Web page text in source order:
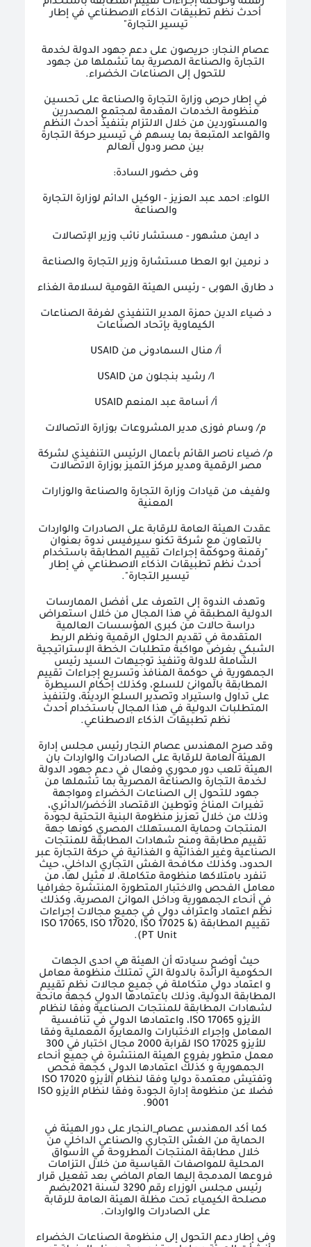
أحدث نظم تطبيقات الذكاء الاصطناعي في إطار
تيسير التجارة"
عصام النجار: حريصون على دعم جهود الدولة لخدمة
التجارة والصناعة المصرية بما تشملها من جهود
للتحول إلى الصناعات الخضراء.
في إطار حرص وزارة التجارة والصناعة على تحسين
منظومة الخدمات المقدمة لمجتمع المصدرين
والمستوردين من خلال الالتزام بتنفيذ أحدث النظم
والقواعد المتبعة بما يسهم في تيسير حركة التجارة
بين مصر ودول العالم
وفى حضور السادة:
اللواء: احمد عبد العزيز - الوكيل الدائم لوزارة التجارة
والصناعة
د ايمن مشهور - مستشار نائب وزير الإتصالات
د نرمين ابو العطا مستشارة وزير التجارة والصناعة
د طارق الهوبى - رئيس الهيئة القومية لسلامة الغذاء
د ضياء الدين حمزة المدير التنفيذي لغرفة الصناعات
الكيماوية بإتحاد الصناعات
أ/ منال السمادونى منUSAID
ا/ رشيد بنجلون منUSAID
أ/ أسامة عبد المنعمUSAID
م/ وسام فوزى مدير المشروعات بوزارة الاتصالات
م/ ضياء ناصر القائم بأعمال الرئيس التنفيذي لشركة
مصر الرقمية ومدير مركز التميز بوزارة الاتصالات
ولفيف من قيادات وزارة التجارة والصناعة والوزارات
المعنية
عقدت الهيئة العامة للرقابة على الصادرات والواردات
بالتعاون مع شركة تكنو سيرفيس ندوة بعنوان
"رقمنة وحوكمة إجراءات تقييم المطابقة باستخدام
أحدث نظم تطبيقات الذكاء الاصطناعي في إطار
تيسير التجارة".
وتهدف الندوة إلى التعرف على أفضل الممارسات
الدولية المطبقة في هذا المجال من خلال استعراض
دراسة حالات من كبرى المؤسسات العالمية
المتقدمة في تقديم الحلول الرقمية ونظم الربط
الشبكي بغرض مواكبة متطلبات الخطة الإستراتيجية
الشاملة للدولة وتنفيذ توجيهات السيد رئيس
الجمهورية في حوكمة المنافذ وتسريع إجراءات تقييم
المطابقة بالموانئ للسلع، وكذلك إحكام السيطرة
على تداول واستيراد وتصدير السلع الرديئة، ولتنفيذ
المتطلبات الدولية في هذا المجال باستخدام أحدث
نظم تطبيقات الذكاء الاصطناعي.
وقد صرح المهندس عصام النجار رئيس مجلس إدارة
الهيئة العامة للرقابة على الصادرات والواردات بان
الهيئة تلعب دور محوري وفعال في دعم جهود الدولة
لخدمة التجارة والصناعة المصرية بما تشملها من
جهود للتحول إلى الصناعات الخضراء ومواجهة
تغيرات المناخ وتوطين الاقتصاد الأخضر/الدائري،
وذلك من خلال تعزيز منظومة البنية التحتية لجودة
المنتجات وحماية المستهلك المصري كونها جهة
تقييم مطابقة ومنح شهادات المطابقة للمنتجات
الصناعية وغير الغذائية و الغذائية في حركة التجارة عبر
الحدود، وكذلك مكافحة الغش التجاري الداخلي، حيث
تنفرد بامتلاكها منظومة متكاملة، لا مثيل لها، من
معامل الفحص والاختبار المتطورة المنتشرة جغرافيا
في أنحاء الجمهورية وداخل الموانئ المصرية، وكذلك
نظم اعتماد واعتراف دولي في جميع مجالات إجراءات
تقييم المطابقة (ISO 17065, ISO 17020, ISO 17025 &
PT Unit
).
حيث أوضح سيادته أن الهيئة هي احدى الجهات
الحكومية الرائدة بالدولة التي تمتلك منظومة معامل
و اعتماد دولي متكاملة في جميع مجالات نظم تقييم
المطابقة الدولية، وذلك باعتمادها الدولي كجهة مانحة
لشهادات المطابقة للمنتجات الصناعية وفقا لنظام
الأيزوISO 17065، واعتمادها الدولي في تنافسية
المعامل وإجراء الاختبارات والمعايرة المعملية وفقا
للأيزوISO 17025
لقرابة 2000 مجال اختبار في 300
معمل متطور بفروع الهيئة المنتشرة في جميع أنحاء
الجمهورية و كذلك اعتمادها الدولي كجهة فحص
وتفتيش معتمدة دوليا وفقا لنظام الأيزو ISO 17020
فضلا عن منظومة إدارة الجودة وفقا لنظام الأيزو ISO
9001
.
كما أكد المهندس عصام_النجار على دور الهيئة في
الحماية من الغش التجاري والصناعي الداخلي من
خلال مطابقة المنتجات المطروحة في الأسواق
المحلية للمواصفات القياسية من خلال التزامات
فروعها المدمجة إليها العام الماضي بعد تفعيل قرار
رئيس مجلس الوزراء رقم 3290 لسنة 2021بضم
مصلحة الكيمياء تحت مظلة الهيئة العامة للرقابة
على الصادرات والواردات.
وفى إطار دعم التحول إلى منظومة الصناعات الخضراء